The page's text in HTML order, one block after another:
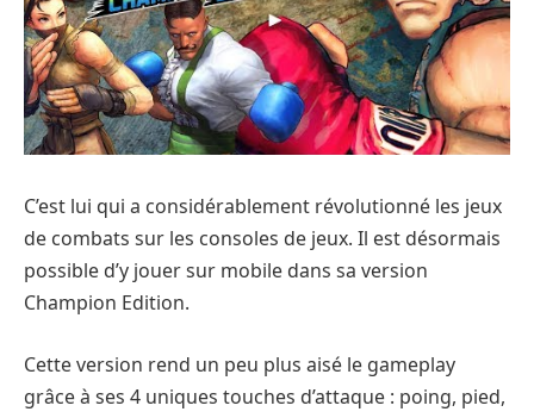
C’est lui qui a considérablement révolutionné les jeux
de combats sur les consoles de jeux. Il est désormais
possible d’y jouer sur mobile dans sa version
Champion Edition.
Cette version rend un peu plus aisé le gameplay
grâce à ses 4 uniques touches d’attaque : poing, pied,